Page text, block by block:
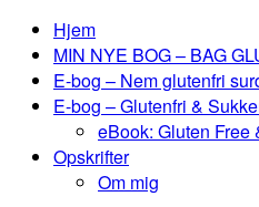
Hjem
MIN NYE BOG – BAG
E-bog – Nem glutenfri
E-bog – Glutenfri &
eBook: Gluten Free
Opskrifter
Om mig